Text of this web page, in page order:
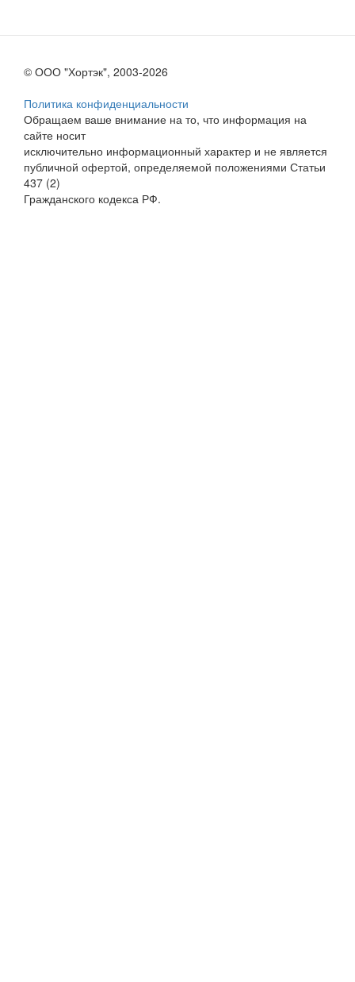
© ООО "Хортэк", 2003-2026
Политика конфиденциальности
Обращаем ваше внимание на то, что информация на
сайте носит
исключительно информационный характер и не является
публичной офертой, определяемой положениями Статьи
437 (2)
Гражданского кодекса РФ.